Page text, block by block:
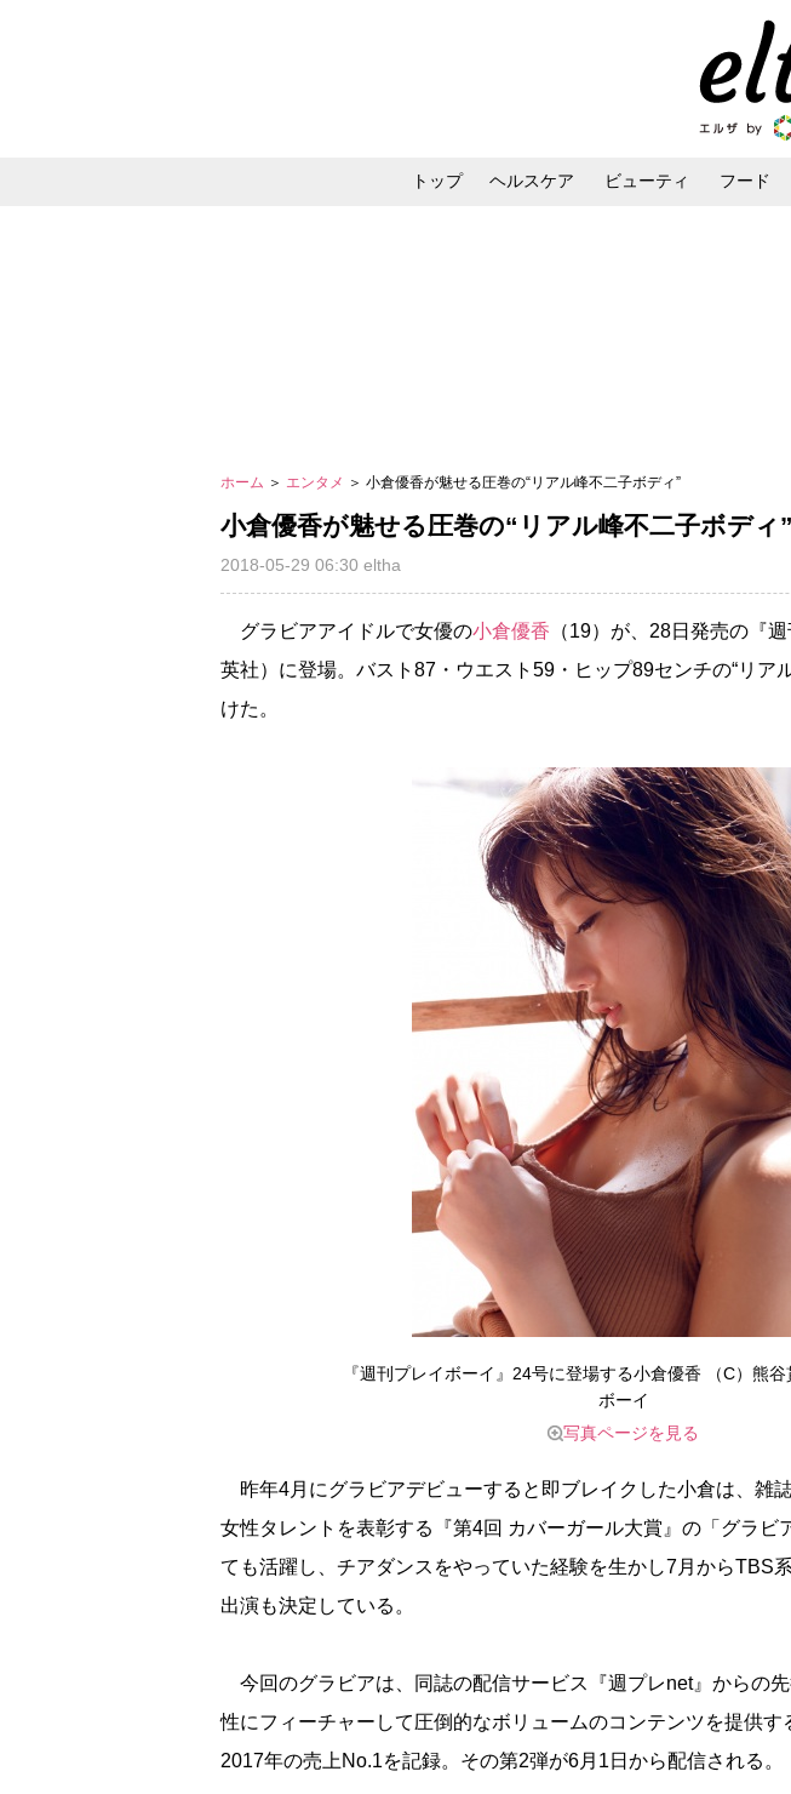
トップ ヘルスケア ビューティ フード
ホーム ＞ エンタメ ＞ 小倉優香が魅せる圧巻の“リアル峰不二子ボディ”
小倉優香が魅せる圧巻の“リアル峰不二子ボディ”
2018-05-29 06:30 eltha
グラビアアイドルで女優の小倉優香 （19）が、28日発売の『
英社）に登場。バスト87・ウエスト59・ヒップ89センチの“リア
けた。
『週刊プレイボーイ』24号に登場する小倉優香 （C）熊
ボーイ
写真ページを見る
昨年4月にグラビアデビューすると即ブレイクした小倉は、雑
女性タレントを表彰する『第4回 カバーガール大賞』の「グラビ
ても活躍し、チアダンスをやっていた経験を生かし7月からTBS
出演も決定している。
今回のグラビアは、同誌の配信サービス『週プレnet』からの
性にフィーチャーして圧倒的なボリュームのコンテンツを提供す
2017年の売上No.1を記録。その第2弾が6月1日から配信される。